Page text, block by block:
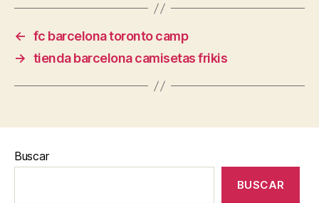
← fc barcelona toronto camp
→ tienda barcelona camisetas frikis
Buscar
BUSCAR